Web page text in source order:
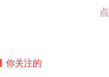
合作对象。然而，在
对方“吞噬”的准备。
点、提升自己的好机会。
你关注的